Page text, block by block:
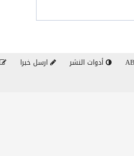
أدوات النشر ارسل خبرا